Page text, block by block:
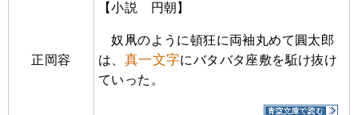
正岡容
【小説 円朝】
奴凧のように頓狂に両袖丸めて圓太郎
は、 真一文字にバタバタ座敷を駈け抜け
ていった。